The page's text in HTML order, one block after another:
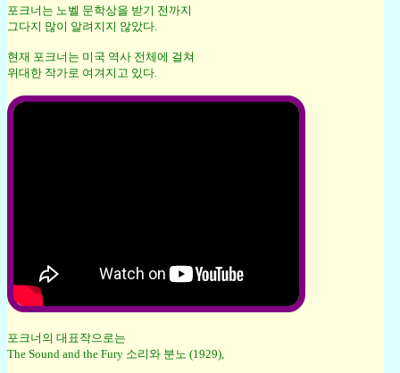
포크너는 노벨 문학상을 받기 전까지
그다지 많이 알려지지 않았다.
현재 포크너는 미국 역사 전체에 걸쳐
위대한 작가로 여겨지고 있다.
포크너의 대표작으로는
The Sound and the Fury 소리와 분노 (1929),